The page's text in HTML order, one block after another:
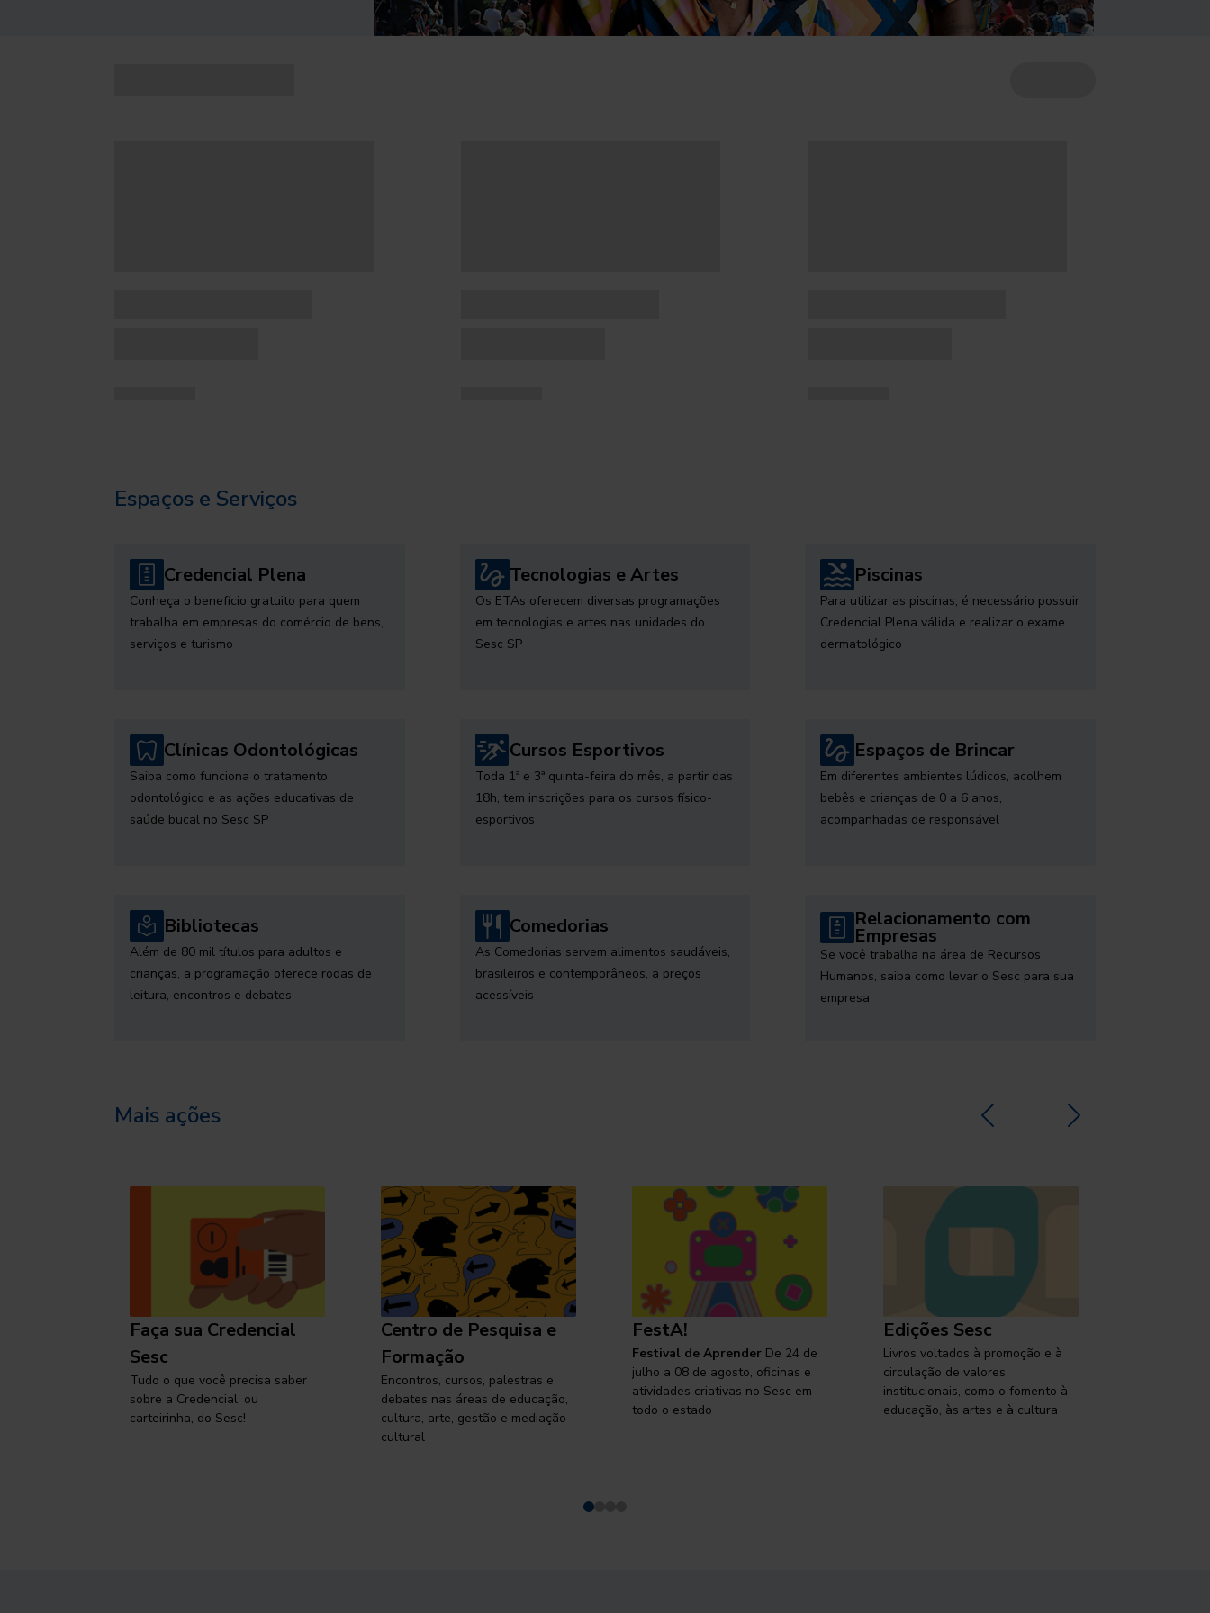
Espaços e Serviços
Credencial Plena
Conheça o benefício gratuito para quem
trabalha em empresas do comércio de bens,
serviços e turismo
Tecnologias e Artes
Os ETAs oferecem diversas programações
em tecnologias e artes nas unidades do
Sesc SP
Piscinas
Para utilizar as piscinas, é necessário possuir
Credencial Plena válida e realizar o exame
dermatológico
Clínicas Odontológicas
Saiba como funciona o tratamento
odontológico e as ações educativas de
saúde bucal no Sesc SP
Cursos Esportivos
Toda 1ª e 3ª quinta-feira do mês, a partir das
18h, tem inscrições para os cursos físico-
esportivos
Espaços de Brincar
Em diferentes ambientes lúdicos, acolhem
bebês e crianças de 0 a 6 anos,
acompanhadas de responsável
Bibliotecas
Além de 80 mil títulos para adultos e
crianças, a programação oferece rodas de
leitura, encontros e debates
Comedorias
As Comedorias servem alimentos saudáveis,
brasileiros e contemporâneos, a preços
acessíveis
Relacionamento com
Empresas
Se você trabalha na área de Recursos
Humanos, saiba como levar o Sesc para sua
empresa
Mais ações
Faça sua Credencial
Sesc
Tudo o que você precisa saber
sobre a Credencial, ou
carteirinha, do Sesc!
Centro de Pesquisa e
Formação
Encontros, cursos, palestras e
debates nas áreas de educação,
cultura, arte, gestão e mediação
cultural
FestA!
Festival de Aprender De 24 de
julho a 08 de agosto, oficinas e
atividades criativas no Sesc em
todo o estado
Edições Sesc
Livros voltados à promoção e à
circulação de valores
institucionais, como o fomento à
educação, às artes e à cultura